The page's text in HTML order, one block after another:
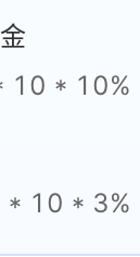
10 * 10%
10 * 3%